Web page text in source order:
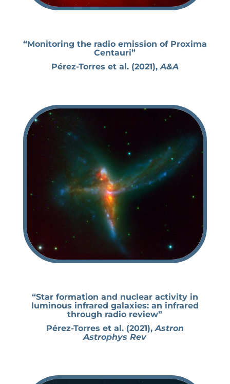
“Monitoring the radio emission of Proxima
Centauri”
Pérez-Torres et al. (2021), A&A
“Star formation and nuclear activity in
luminous infrared galaxies: an infrared
through radio review”
Pérez-Torres et al. (2021),Astron
Astrophys Rev